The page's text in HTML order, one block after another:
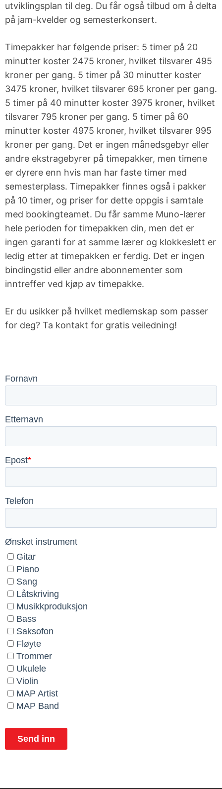
Lærerportal
utviklingsplan til deg. Du får også tilbud om å delta
på jam-kvelder og semesterkonsert.
Timepakker har følgende priser: 5 timer på 20
minutter koster 2475 kroner, hvilket tilsvarer 495
kroner per gang. 5 timer på 30 minutter koster
3475 kroner, hvilket tilsvarer 695 kroner per gang.
5 timer på 40 minutter koster 3975 kroner, hvilket
tilsvarer 795 kroner per gang. 5 timer på 60
minutter koster 4975 kroner, hvilket tilsvarer 995
kroner per gang. Det er ingen månedsgebyr eller
andre ekstragebyrer på timepakker, men timene
er dyrere enn hvis man har faste timer med
semesterplass. Timepakker finnes også i pakker
på 10 timer, og priser for dette oppgis i samtale
med bookingteamet. Du får samme Muno-lærer
hele perioden for timepakken din, men det er
ingen garanti for at samme lærer og klokkeslett er
ledig etter at timepakken er ferdig. Det er ingen
bindingstid eller andre abonnementer som
inntreffer ved kjøp av timepakke.
Er du usikker på hvilket medlemskap som passer
for deg? Ta kontakt for gratis veiledning!